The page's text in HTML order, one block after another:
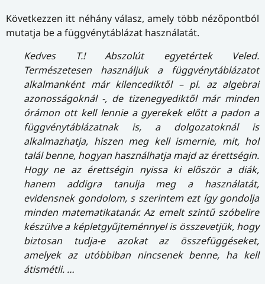
Következzen itt néhány válasz, amely több nézőpontból
mutatja be a függvénytáblázat használatát.
Kedves T.! Abszolút egyetértek Veled.
Természetesen használjuk a függvénytáblázatot
alkalmanként már kilencediktől – pl. az algebrai
azonosságoknál -, de tizenegyediktől már minden
órámon ott kell lennie a gyerekek előtt a padon a
függvénytáblázatnak is, a dolgozatoknál is
alkalmazhatja, hiszen meg kell ismernie, mit, hol
talál benne, hogyan használhatja majd az érettségin.
Hogy ne az érettségin nyissa ki először a diák,
hanem addigra tanulja meg a használatát,
evidensnek gondolom, s szerintem ezt így gondolja
minden matematikatanár. Az emelt szintű szóbelire
készülve a képletgyűjteménnyel is összevetjük, hogy
biztosan tudja-e azokat az összefüggéseket,
amelyek az utóbbiban nincsenek benne, ha kell
átismétli. …